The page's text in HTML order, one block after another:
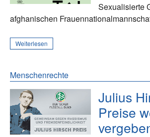
Sexualisierte
afghanischen
Weiterlesen
Menschenrechte
Julius
Preise